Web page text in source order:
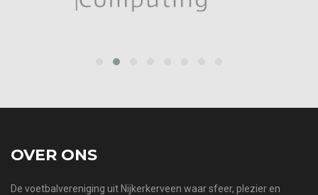
OVER ONS
De voetbalvereniging uit Nijkerkerveen waar sfeer, plezier en